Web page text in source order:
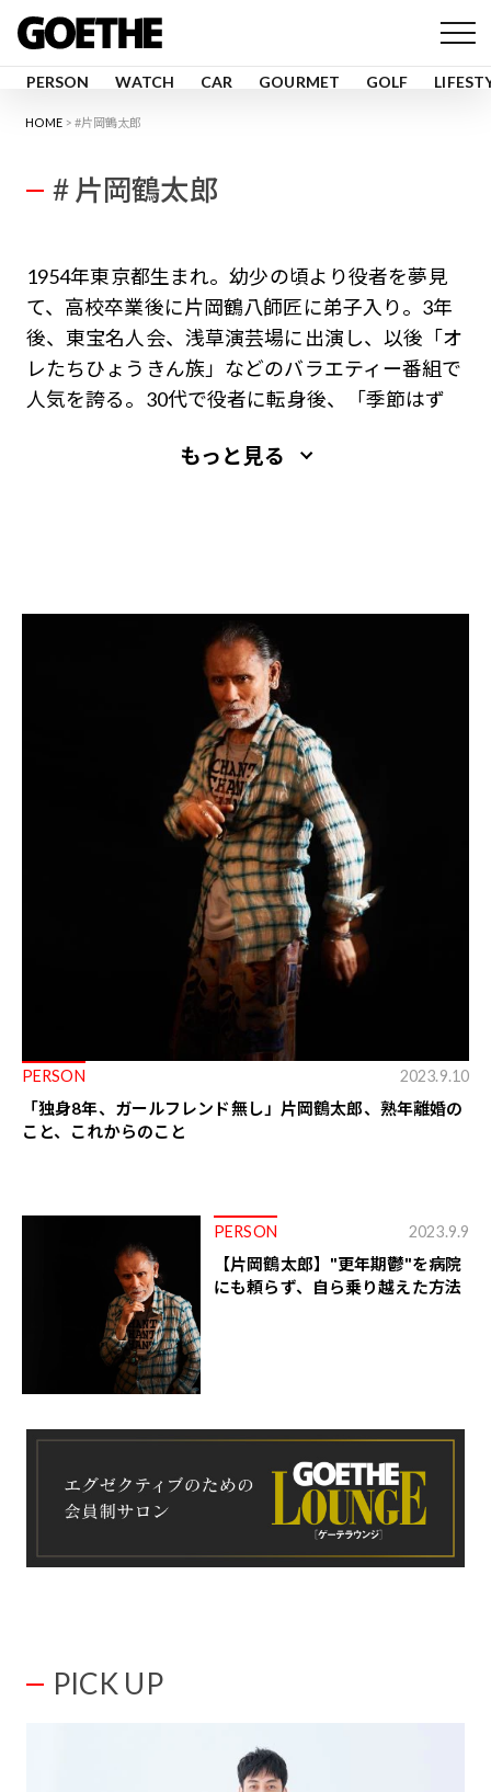
PERSON WATCH CAR GOURMET GOLF
HOME #片岡鶴太郎
# 片岡鶴太郎
1954年東京都生まれ。幼少の頃より役者を夢見
て、高校卒業後に片岡鶴八師匠に弟子入り。3年
後、東宝名人会、浅草演芸場に出演し、以後「オ
レたちひょうきん族」などのバラエティー番組で
人気を誇る。30代で役者に転身後、「季節はず
丁堀の七人」などに主演。1988年に出演した映
また、書の芥川賞と言われる「手島右卿賞」を受
賞、芸術家としても名高い。ボクシングのプロラ
イセンスをを持ち、ヨガマスターとしても活躍
もっと見る
PERSON 2023.9.10
「独身8年、ガールフレンド無し」片岡鶴太郎、熟年離婚の
こと、これからのこと
PERSON 2023.9.9
【片岡鶴太郎】"更年期鬱"を病院
にも頼らず、自ら乗り越えた方法
PICK UP